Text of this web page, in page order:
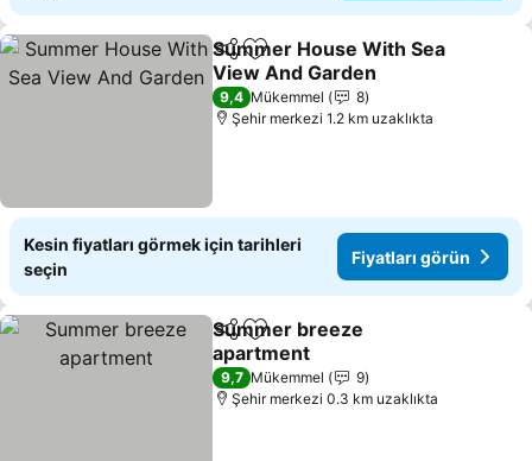
PaylaşFavorilerime ekle
Summer House With Sea
View And Garden
Fiyatları görün
9,4 Mükemmel
8
Şehir merkezi 1.2 km uzaklıkta
Kesin fiyatları görmek için tarihleri
seçin
Fiyatları görün
PaylaşFavorilerime ekle
Summer breeze
apartment
Fiyatları görün
9,7 Mükemmel
9
Şehir merkezi 0.3 km uzaklıkta